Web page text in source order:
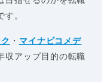
す。
・ マイナビコメデ
収アップ目的の転職